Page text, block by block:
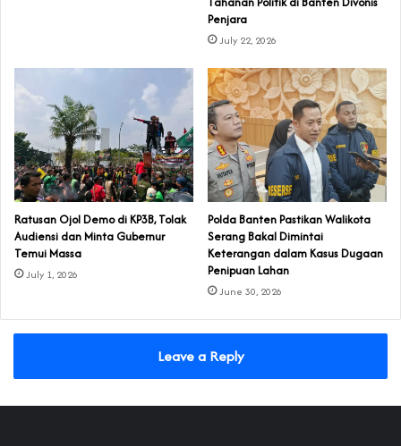
Penjara
July 22, 2026
‎Ratusan Ojol Demo di KP3B, Tolak
Audiensi dan Minta Gubernur
Temui Massa
July 1, 2026
Polda Banten Pastikan Walikota
Serang Bakal Dimintai
Keterangan dalam Kasus Dugaan
Penipuan Lahan
June 30, 2026
Leave a Reply